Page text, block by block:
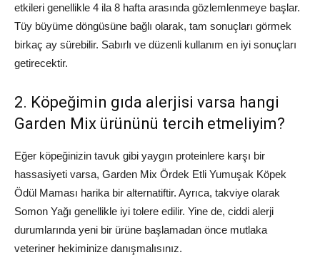
etkileri genellikle 4 ila 8 hafta arasında gözlemlenmeye başlar.
Tüy büyüme döngüsüne bağlı olarak, tam sonuçları görmek
birkaç ay sürebilir. Sabırlı ve düzenli kullanım en iyi sonuçları
getirecektir.
2. Köpeğimin gıda alerjisi varsa hangi
Garden Mix ürününü tercih etmeliyim?
Eğer köpeğinizin tavuk gibi yaygın proteinlere karşı bir
hassasiyeti varsa, Garden Mix Ördek Etli Yumuşak Köpek
Ödül Maması harika bir alternatiftir. Ayrıca, takviye olarak
Somon Yağı genellikle iyi tolere edilir. Yine de, ciddi alerji
durumlarında yeni bir ürüne başlamadan önce mutlaka
veteriner hekiminize danışmalısınız.